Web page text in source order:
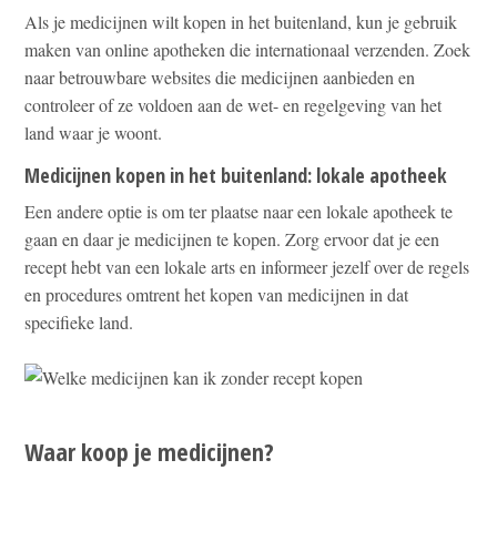
Als je medicijnen wilt kopen in het buitenland, kun je gebruik
maken van online apotheken die internationaal verzenden. Zoek
naar betrouwbare websites die medicijnen aanbieden en
controleer of ze voldoen aan de wet- en regelgeving van het
land waar je woont.
Medicijnen kopen in het buitenland: lokale apotheek
Een andere optie is om ter plaatse naar een lokale apotheek te
gaan en daar je medicijnen te kopen. Zorg ervoor dat je een
recept hebt van een lokale arts en informeer jezelf over de regels
en procedures omtrent het kopen van medicijnen in dat
specifieke land.
Waar koop je medicijnen?